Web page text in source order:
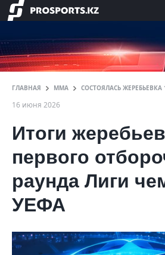
ГЛАВНАЯ ММА СОСТОЯЛАСЬ
16 июня 2026
Итоги
первого
раунда Лиги
УЕФА